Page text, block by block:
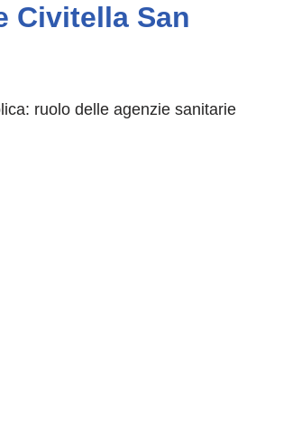
Civitella San
ruolo delle agenzie sanitarie